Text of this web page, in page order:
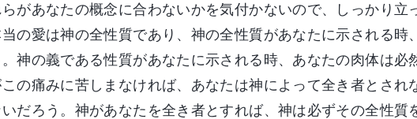
があなたの概念に合わないかを気付かないので、しっかり立
の愛は神の全性質であり、神の全性質があなたに示される時
神の義である性質があなたに示される時、あなたの肉体は必
の痛みに苦しまなければ、あなたは神によって全き者とされ
だろう。神があなたを全き者とすれば、神は必ずその全性質